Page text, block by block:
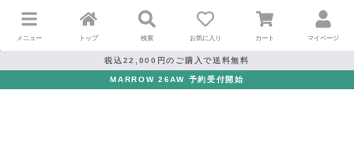
メニュー トップ 検索 お気に入り カート マイページ
税込22,000円のご購入で送料無料
MARROW 26AW 予約受付開始